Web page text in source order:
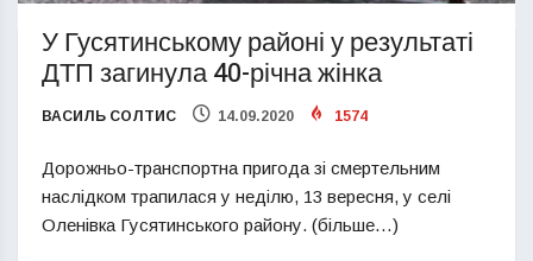
У Гусятинському районі у результаті
ДТП загинула 40-річна жінка
ВАСИЛЬ СОЛТИС 14.09.2020 1574
Дорожньо-транспортна пригода зі смертельним
наслідком трапилася у неділю, 13 вересня, у селі
Оленівка Гусятинського району. (більше…)